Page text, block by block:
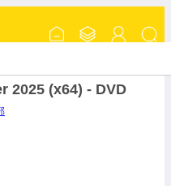
2025 (x64) - DVD